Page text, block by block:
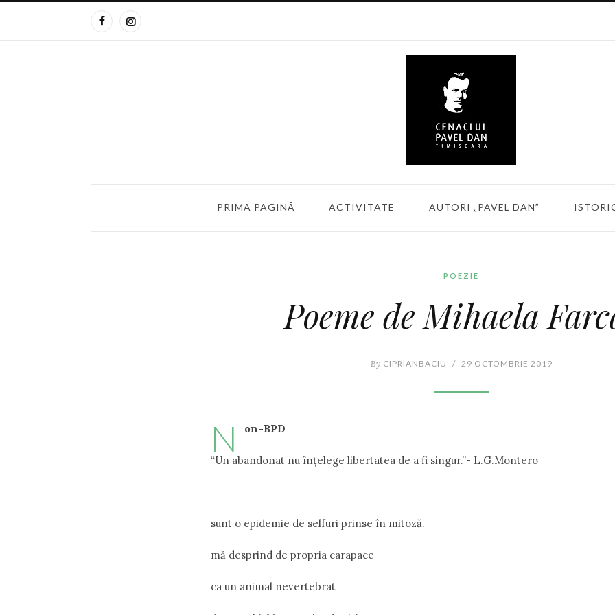
PRIMA PAGINĂ ACTIVITATE AUTORI „PAVEL DAN”
POEZIE
Poeme de Mihaela
By CIPRIANBACIU / 29 OCTOMBRIE 2019
N on-BPD
“Un abandonat nu înțelege libertatea de a fi singur.”- L.G.Montero
sunt o epidemie de selfuri prinse în mitoză.
mă desprind de propria carapace
ca un animal nevertebrat